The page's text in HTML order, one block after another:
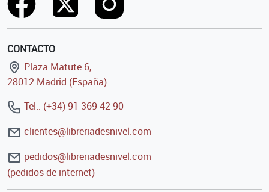
CONTACTO
Plaza Matute 6,
28012 Madrid (España)
Tel.: (+34) 91 369 42 90
clientes@libreriadesnivel.com
pedidos@libreriadesnivel.com
(pedidos de internet)